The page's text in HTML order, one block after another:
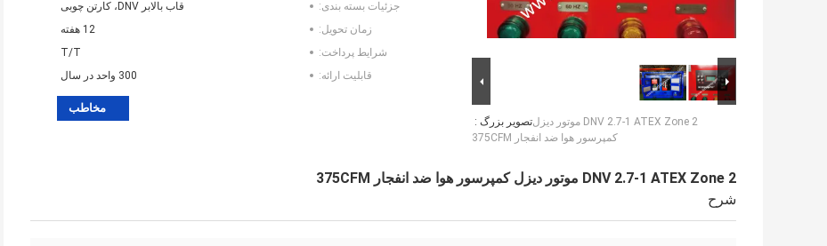
تصویر بزرگ :DNV 2.7-1 ATEX Zone 2 موتور دیزل
کمپرسور هوا ضد انفجار 375CFM
جزئیات بسته بندی:
قاب بالابر DNV، کارتن چوبی
زمان تحویل:
12 هفته
شرایط پرداخت:
T/T
قابلیت ارائه:
300 واحد در سال
مخاطب
DNV 2.7-1 ATEX Zone 2 موتور دیزل کمپرسور هوا ضد انفجار 375CFM
شرح